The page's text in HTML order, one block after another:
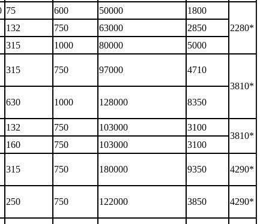
75 600 50000
1800
2280*
132 750 63000
2850
315
1000 80000 5000
315 750 97000
4710
3810*
630
1000 128000 8350
132 750 103000
3100
3810*
160
750 103000 3100
315 750 180000 9350 4290*
250 750 122000 3850 4290*